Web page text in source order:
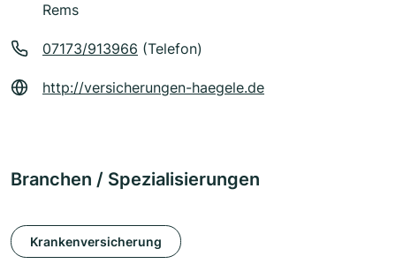
Rems
07173/913966 (Telefon)
http://versicherungen-haegele.de
Branchen / Spezialisierungen
Krankenversicherung